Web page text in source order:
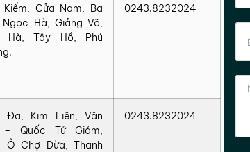
Kiếm, Cửa Nam, Ba
Hà, Giảng Võ,
Hà, Tây Hồ, Phú
0243.8232024
Đa, Kim Liên, Văn
– Quốc Tử Giám,
Ô Chợ Dừa, Thanh
0243.8232024